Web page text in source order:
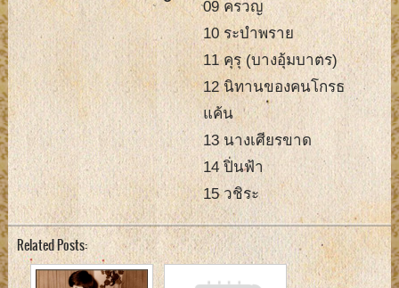
09 ครวญ
10 ระบำพราย
11 คุรุ (บางอุ้มบาตร)
12 นิทานของคนโกรธ
แค้น
13 นางเศียรขาด
14 ปิ่นฟ้า
15 วชิระ
Related Posts: